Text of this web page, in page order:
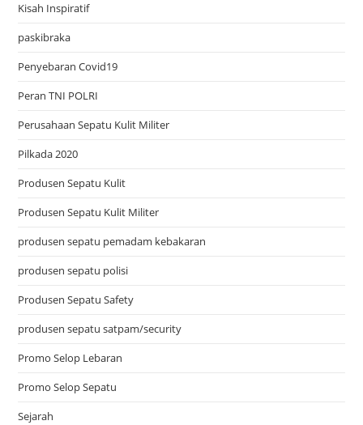
Kisah Inspiratif
paskibraka
Penyebaran Covid19
Peran TNI POLRI
Perusahaan Sepatu Kulit Militer
Pilkada 2020
Produsen Sepatu Kulit
Produsen Sepatu Kulit Militer
produsen sepatu pemadam kebakaran
produsen sepatu polisi
Produsen Sepatu Safety
produsen sepatu satpam/security
Promo Selop Lebaran
Promo Selop Sepatu
Sejarah